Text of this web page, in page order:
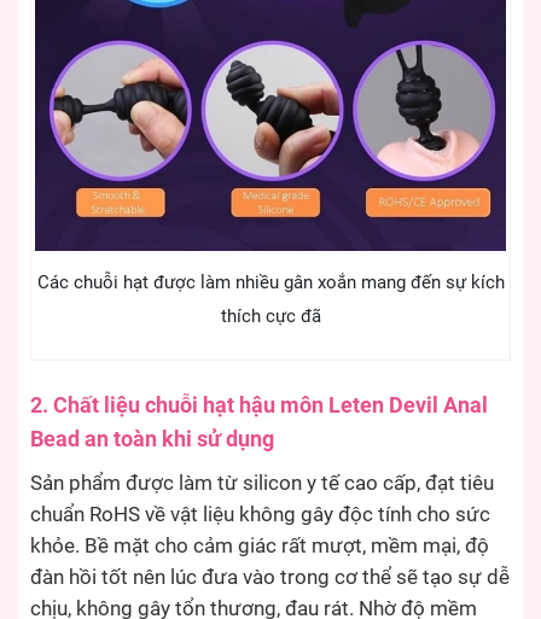
Các chuỗi hạt được làm nhiều gân xoắn mang đến sự kích
thích cực đã
2. Chất liệu chuỗi hạt hậu môn Leten Devil Anal
Bead an toàn khi sử dụng
Sản phẩm được làm từ silicon y tế cao cấp, đạt tiêu
chuẩn RoHS về vật liệu không gây độc tính cho sức
khỏe. Bề mặt cho cảm giác rất mượt, mềm mại, độ
đàn hồi tốt nên lúc đưa vào trong cơ thể sẽ tạo sự dễ
chịu, không gây tổn thương, đau rát. Nhờ độ mềm